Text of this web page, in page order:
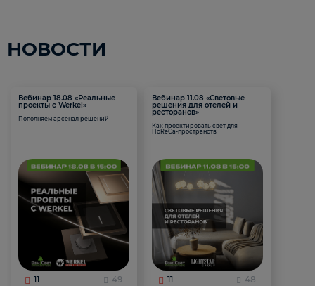
НОВОСТИ
Вебинар 18.08 «Реальные
проекты с Werkel»
Пополняем арсенал решений
11 49
Вебинар 11.08 «Световые
решения для отелей и
ресторанов»
Как проектировать свет для
HoReCa-пространств
11 48